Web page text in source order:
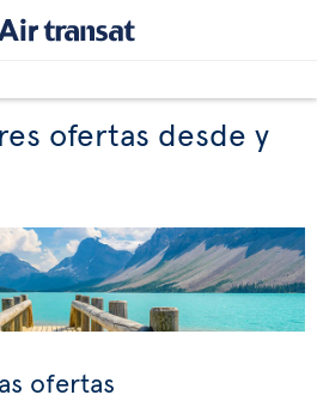
ofertas desde y
ofertas